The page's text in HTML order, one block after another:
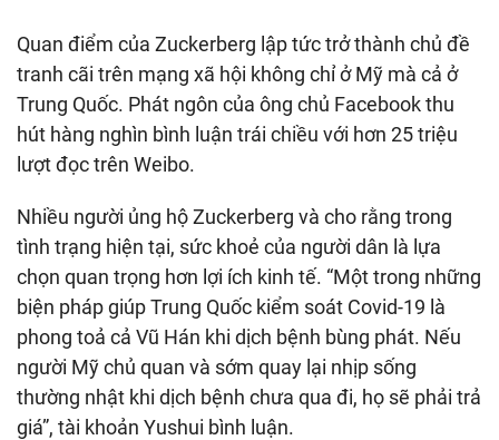
Quan điểm của Zuckerberg lập tức trở thành chủ đề
tranh cãi trên mạng xã hội không chỉ ở Mỹ mà cả ở
Trung Quốc. Phát ngôn của ông chủ Facebook thu
hút hàng nghìn bình luận trái chiều với hơn 25 triệu
lượt đọc trên Weibo.
Nhiều người ủng hộ Zuckerberg và cho rằng trong
tình trạng hiện tại, sức khoẻ của người dân là lựa
chọn quan trọng hơn lợi ích kinh tế. “Một trong những
biện pháp giúp Trung Quốc kiểm soát Covid-19 là
phong toả cả Vũ Hán khi dịch bệnh bùng phát. Nếu
người Mỹ chủ quan và sớm quay lại nhịp sống
thường nhật khi dịch bệnh chưa qua đi, họ sẽ phải trả
giá”, tài khoản Yushui bình luận.